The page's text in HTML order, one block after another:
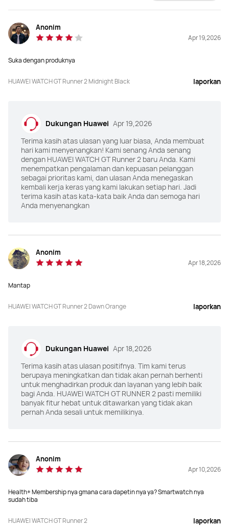
Anonim
Apr 19,2026
Suka dengan produknya
HUAWEI WATCH GT Runner 2 Midnight Black laporkan
Dukungan Huawei Apr 19,2026
Terima kasih atas ulasan yang luar biasa, Anda membuat
hari kami menyenangkan! Kami senang Anda senang
dengan HUAWEI WATCH GT Runner 2 baru Anda. Kami
menempatkan pengalaman dan kepuasan pelanggan
sebagai prioritas kami, dan ulasan Anda menegaskan
kembali kerja keras yang kami lakukan setiap hari. Jadi
terima kasih atas kata-kata baik Anda dan semoga hari
Anda menyenangkan
Anonim
Apr 18,2026
Mantap
HUAWEI WATCH GT Runner 2 Dawn Orange laporkan
Dukungan Huawei Apr 18,2026
Terima kasih atas ulasan positifnya. Tim kami terus
berupaya meningkatkan dan tidak akan pernah berhenti
untuk menghadirkan produk dan layanan yang lebih baik
bagi Anda. HUAWEI WATCH GT RUNNER 2 pasti memiliki
banyak fitur hebat untuk ditawarkan yang tidak akan
pernah Anda sesali untuk memilikinya.
Anonim
Apr 10,2026
Health+ Membership nya gmana cara dapetin nya ya? Smartwatch nya
sudah tiba
HUAWEI WATCH GT Runner 2 laporkan